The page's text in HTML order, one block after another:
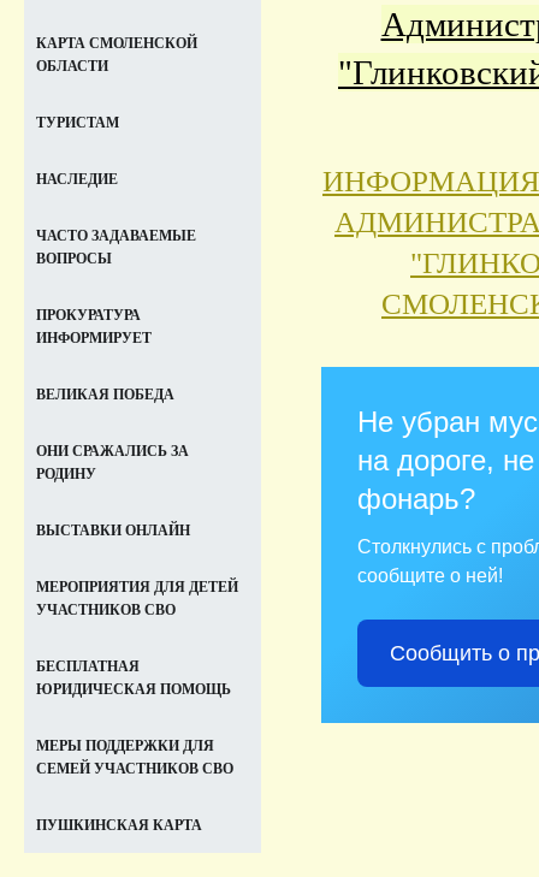
ИНФОРМАЦИЯ
Не убран
на дороге, не
фонарь?
Столкнулись с
сообщите о ней!
Сообщить о
КАРТА СМОЛЕНСКОЙ
ОБЛАСТИ
ТУРИСТАМ
НАСЛЕДИЕ
ЧАСТО ЗАДАВАЕМЫЕ
ВОПРОСЫ
ПРОКУРАТУРА
ИНФОРМИРУЕТ
ВЕЛИКАЯ ПОБЕДА
ОНИ СРАЖАЛИСЬ ЗА
РОДИНУ
ВЫСТАВКИ ОНЛАЙН
МЕРОПРИЯТИЯ ДЛЯ ДЕТЕЙ
УЧАСТНИКОВ СВО
БЕСПЛАТНАЯ
ЮРИДИЧЕСКАЯ ПОМОЩЬ
МЕРЫ ПОДДЕРЖКИ ДЛЯ
СЕМЕЙ УЧАСТНИКОВ СВО
ПУШКИНСКАЯ КАРТА